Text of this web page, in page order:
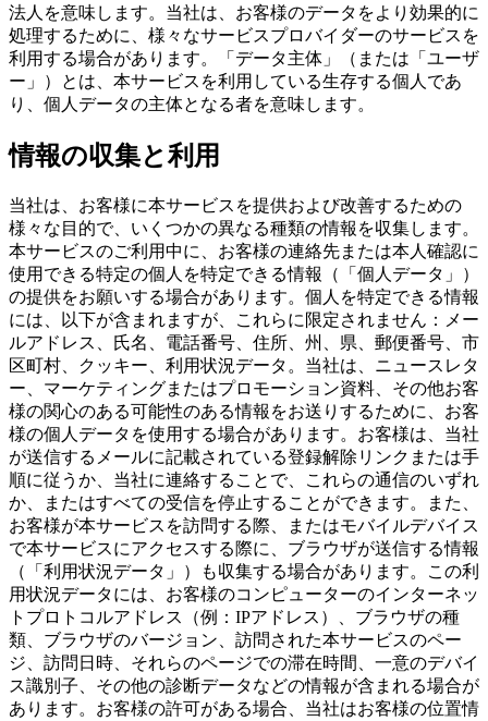
法人を意味します。当社は、お客様のデータをより効果的に
処理するために、様々なサービスプロバイダーのサービスを
利用する場合があります。「データ主体」（または「ユーザ
ー」）とは、本サービスを利用している生存する個人であ
り、個人データの主体となる者を意味します。
情報の収集と利用
当社は、お客様に本サービスを提供および改善するための
様々な目的で、いくつかの異なる種類の情報を収集します。
本サービスのご利用中に、お客様の連絡先または本人確認に
使用できる特定の個人を特定できる情報（「個人データ」）
の提供をお願いする場合があります。個人を特定できる情報
には、以下が含まれますが、これらに限定されません：メー
ルアドレス、氏名、電話番号、住所、州、県、郵便番号、市
区町村、クッキー、利用状況データ。当社は、ニュースレタ
ー、マーケティングまたはプロモーション資料、その他お客
様の関心のある可能性のある情報をお送りするために、お客
様の個人データを使用する場合があります。お客様は、当社
が送信するメールに記載されている登録解除リンクまたは手
順に従うか、当社に連絡することで、これらの通信のいずれ
か、またはすべての受信を停止することができます。また、
お客様が本サービスを訪問する際、またはモバイルデバイス
で本サービスにアクセスする際に、ブラウザが送信する情報
（「利用状況データ」）も収集する場合があります。この利
用状況データには、お客様のコンピューターのインターネッ
トプロトコルアドレス（例：IPアドレス）、ブラウザの種
類、ブラウザのバージョン、訪問された本サービスのペー
ジ、訪問日時、それらのページでの滞在時間、一意のデバイ
ス識別子、その他の診断データなどの情報が含まれる場合が
あります。お客様の許可がある場合、当社はお客様の位置情